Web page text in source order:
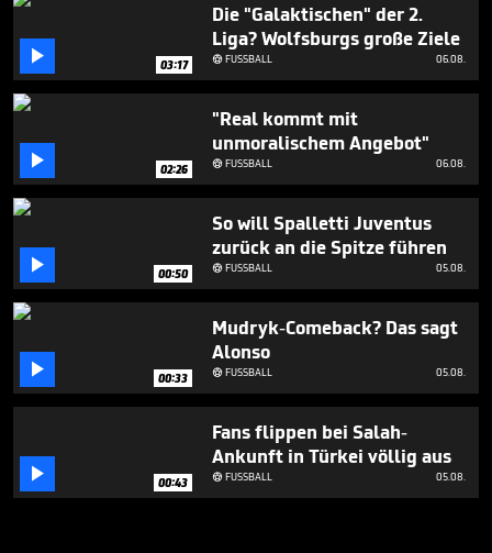
 03:17
Die "Galaktischen" der 2.
Liga? Wolfsburgs große Ziele
FUSSBALL 06.08.
 02:26
"Real kommt mit
unmoralischem Angebot"
FUSSBALL 06.08.
 00:50
So will Spalletti Juventus
zurück an die Spitze führen
FUSSBALL 05.08.
 00:33
Mudryk-Comeback? Das sagt
Alonso
FUSSBALL 05.08.
 00:43
Fans flippen bei Salah-
Ankunft in Türkei völlig aus
FUSSBALL 05.08.